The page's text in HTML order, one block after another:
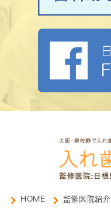
HOME 監修医院紹介